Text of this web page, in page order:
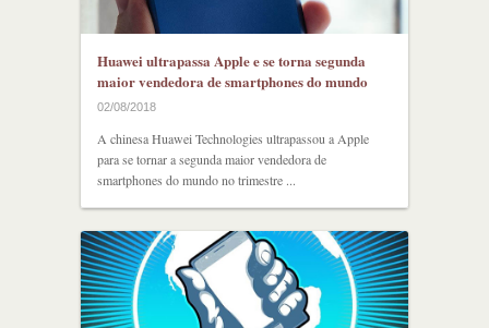
Huawei ultrapassa Apple e se torna segunda
maior vendedora de smartphones do mundo
02/08/2018
A chinesa Huawei Technologies ultrapassou a Apple
para se tornar a segunda maior vendedora de
smartphones do mundo no trimestre ...